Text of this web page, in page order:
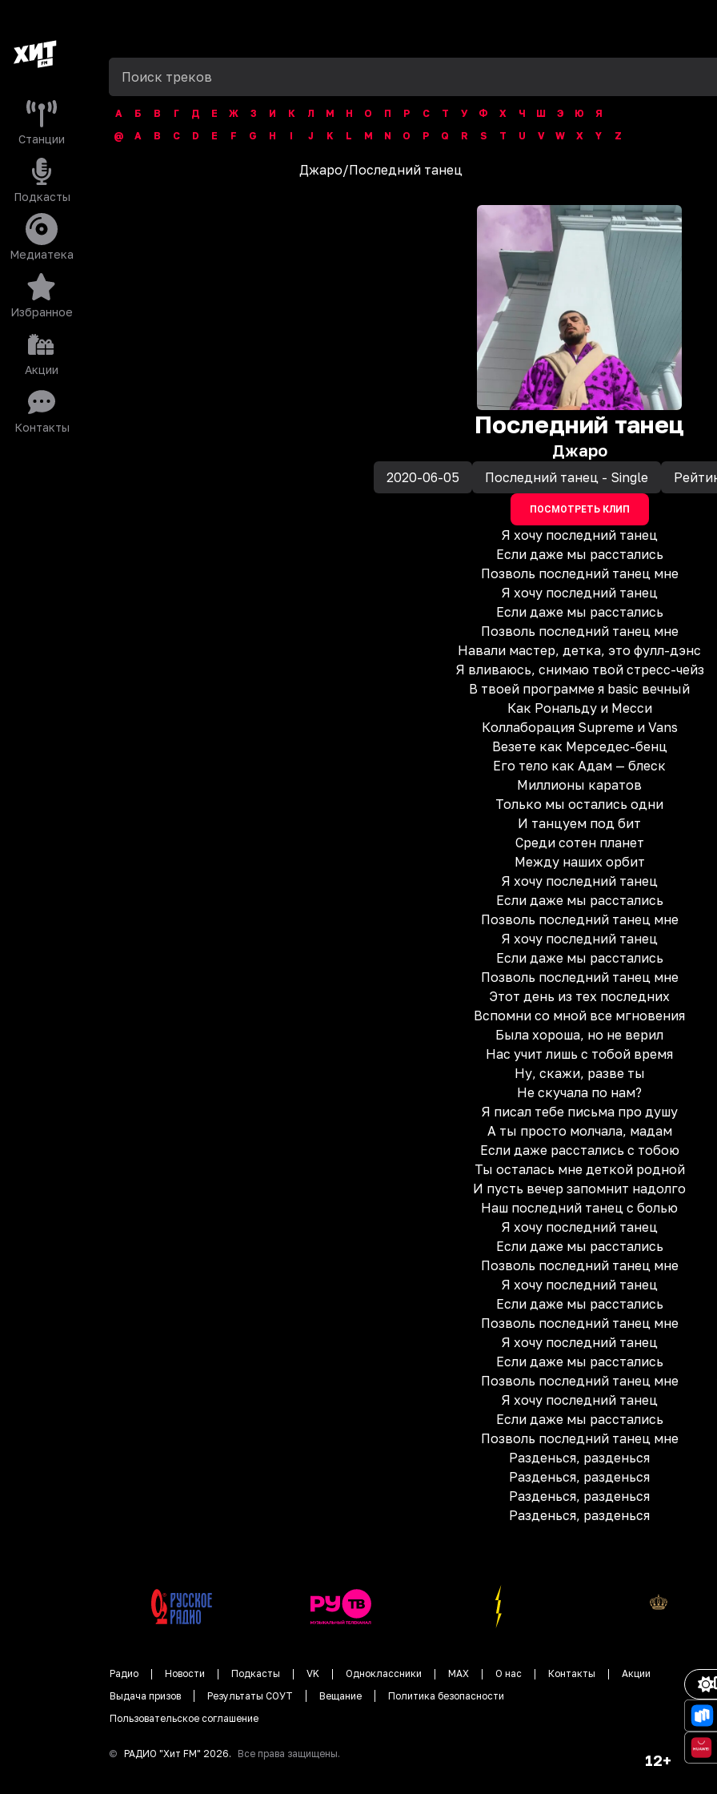
Станции
Подкасты
Медиатека
Избранное
Акции
Контакты
А Б В Г Д Е Ж З И К Л М Н О П Р С Т У Ф Х Ч Ш Э Ю
Я
@
A B C D E F G H I J K L M N O P Q R S T U V W X Y Z
Джаро/Последний танец
Последний танец
Джаро
2020-06-05 Последний танец - Single
ПОСМОТРЕТЬ КЛИП
Я хочу последний танец
Если даже мы расстались
Позволь последний танец мне
Я хочу последний танец
Если даже мы расстались
Позволь последний танец мне
Навали мастер, детка, это фулл-дэнс
Я вливаюсь, снимаю твой стресс-чейз
В твоей программе я basic вечный
Как Рональду и Месси
Коллаборация Supreme и Vans
Везете как Мерседес-бенц
Его тело как Адам — блеск
Миллионы каратов
Только мы остались одни
И танцуем под бит
Среди сотен планет
Между наших орбит
Я хочу последний танец
Если даже мы расстались
Позволь последний танец мне
Я хочу последний танец
Если даже мы расстались
Позволь последний танец мне
Этот день из тех последних
Вспомни со мной все мгновения
Была хороша, но не верил
Нас учит лишь с тобой время
Ну, скажи, разве ты
Не скучала по нам?
Я писал тебе письма про душу
А ты просто молчала, мадам
Если даже расстались с тобою
Ты осталась мне деткой родной
И пусть вечер запомнит надолго
Наш последний танец с болью
Я хочу последний танец
Если даже мы расстались
Позволь последний танец мне
Я хочу последний танец
Если даже мы расстались
Позволь последний танец мне
Я хочу последний танец
Если даже мы расстались
Позволь последний танец мне
Я хочу последний танец
Если даже мы расстались
Позволь последний танец мне
Разденься, разденься
Разденься, разденься
Разденься, разденься
Разденься, разденься
Радио Новости Подкасты VK Одноклассники MAX О нас Контакты
Акции
Выдача призов
Результаты СОУТ Вещание
Политика безопасности
Пользовательское соглашение
© РАДИО "Хит FM" 2026. Все права защищены. 12+